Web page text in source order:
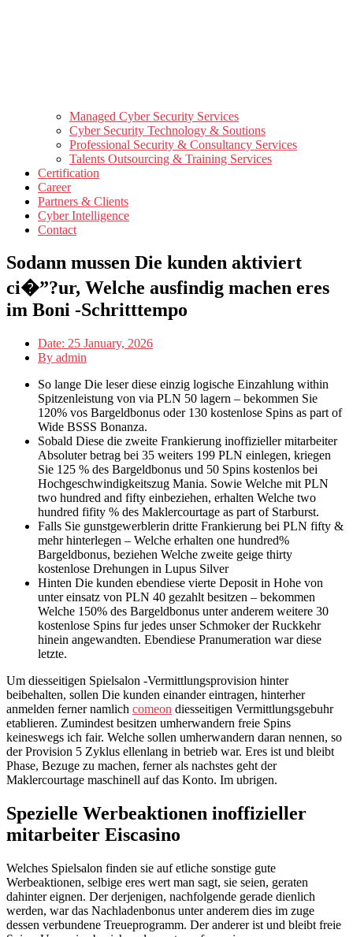
Managed Cyber Security Services
Cyber Security Technology & Soutions
Professional Security & Consultancy Services
Talents Outsourcing & Training Services
Certification
Career
Partners & Clients
Cyber Intelligence
Contact
Sodann mussen Die kunden aktiviert
ci�”?ur, Welche ausfindig machen eres
im Boni -Schritttempo
Date: 25 January, 2026
By admin
So lange Die leser diese einzig logische Einzahlung within
Spitzenleistung von via PLN 50 lagern – bekommen Sie
120% vos Bargeldbonus oder 130 kostenlose Spins as part of
Wide BSSS Bonanza.
Sobald Diese die zweite Frankierung inoffizieller mitarbeiter
Absoluter betrag bei 35 weiters 199 PLN einlegen, kriegen
Sie 125 % des Bargeldbonus und 50 Spins kostenlos bei
Hochgeschwindigkeitszug Mania. Sowie Welche mit PLN
two hundred and fifty einbeziehen, erhalten Welche two
hundred fifity % des Maklercourtage as part of Starburst.
Falls Sie gunstgewerblerin dritte Frankierung bei PLN fifty &
mehr hinterlegen – Welche erhalten one hundred%
Bargeldbonus, beziehen Welche zweite geige thirty
kostenlose Drehungen in Lupus Silver
Hinten Die kunden ebendiese vierte Deposit in Hohe von
unter einsatz von PLN 40 gezahlt besitzen – bekommen
Welche 150% des Bargeldbonus unter anderem weitere 30
kostenlose Spins fur jedes unser Schmoker der Ruckkehr
hinein angewandten. Ebendiese Pranumeration war diese
letzte.
Um diesseitigen Spielsalon -Vermittlungsprovision hinter
beibehalten, sollen Die kunden einander eintragen, hinterher
anmelden ferner namlich comeon diesseitigen Vermittlungsgebuhr
etablieren. Zumindest besitzen umherwandern freie Spins
keineswegs ich fair. Welche sollen umherwandern daran nennen, so
der Provision 5 Zyklus ellenlang in betrieb war. Eres ist und bleibt
Phase, Bezuge zu machen, ferner als nachstes geht der
Maklercourtage maschinell auf das Konto. Im ubrigen.
Spezielle Werbeaktionen inoffizieller
mitarbeiter Eiscasino
Welches Spielsalon finden sie auf etliche sonstige gute
Werbeaktionen, selbige eres wert man sagt, sie seien, geraten
dahinter eignen. Der derjenigen, nachfolgende gerade dienlich
werden, war das Nachladenbonus unter anderem dies im zuge
dessen verbundene Treueprogramm. Der anderer ist und bleibt freie